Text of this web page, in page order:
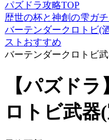
パズドラ攻略TOP
歴世の杯と神創の雫ガ
バーテンダークロトビ(
ストおすすめ
バーテンダークロトビ
【パズド
ロトビ武器